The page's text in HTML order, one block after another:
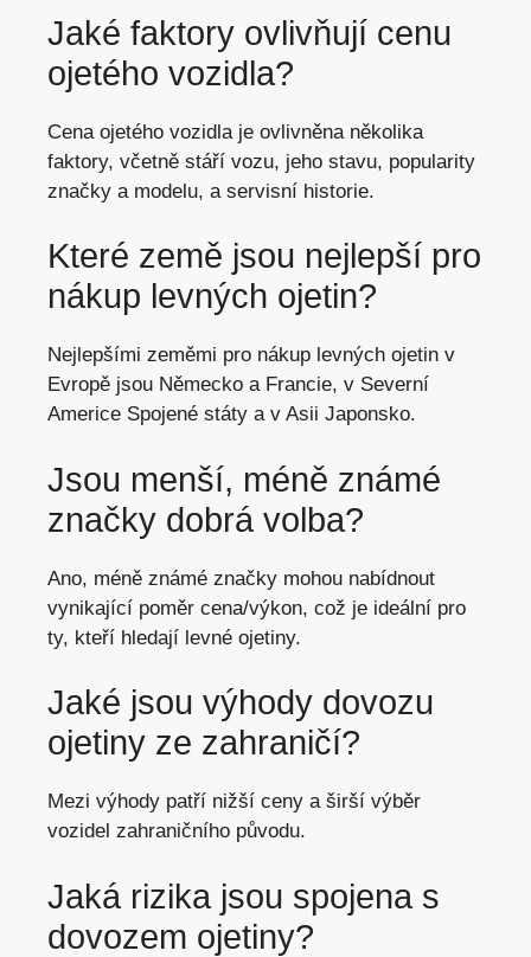
Jaké faktory ovlivňují cenu
ojetého vozidla?
Cena ojetého vozidla je ovlivněna několika
faktory, včetně stáří vozu, jeho stavu, popularity
značky a modelu, a servisní historie.
Které země jsou nejlepší pro
nákup levných ojetin?
Nejlepšími zeměmi pro nákup levných ojetin v
Evropě jsou Německo a Francie, v Severní
Americe Spojené státy a v Asii Japonsko.
Jsou menší, méně známé
značky dobrá volba?
Ano, méně známé značky mohou nabídnout
vynikající poměr cena/výkon, což je ideální pro
ty, kteří hledají levné ojetiny.
Jaké jsou výhody dovozu
ojetiny ze zahraničí?
Mezi výhody patří nižší ceny a širší výběr
vozidel zahraničního původu.
Jaká rizika jsou spojena s
dovozem ojetiny?